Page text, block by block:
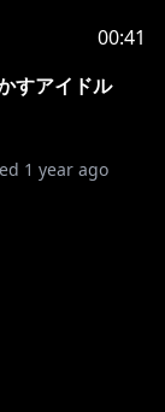
00:41
すアイドル
1 year ago